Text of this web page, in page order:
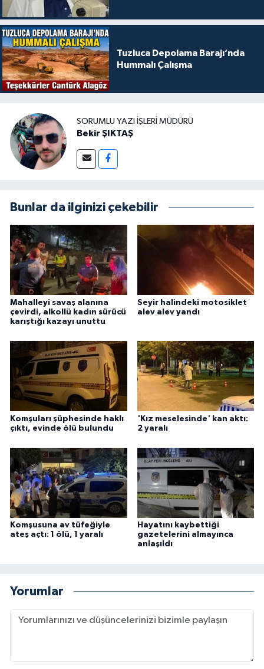
Tuzluca Depolama Barajı’nda
Hummalı Çalışma
SORUMLU YAZI İŞLERI MÜDÜRÜ
Bekir ŞIKTAŞ
Bunlar da ilginizi çekebilir
Mahalleyi savaş alanına
çevirdi, alkollü kadın sürücü
karıştığı kazayı unuttu
Seyir halindeki motosiklet
alev alev yandı
Komşuları şüphesinde haklı
çıktı, evinde ölü bulundu
'Kız meselesinde' kan aktı:
2 yaralı
Komşusuna av tüfeğiyle
ateş açtı: 1 ölü, 1 yaralı
Hayatını kaybettiği
gazetelerini almayınca
anlaşıldı
Yorumlar